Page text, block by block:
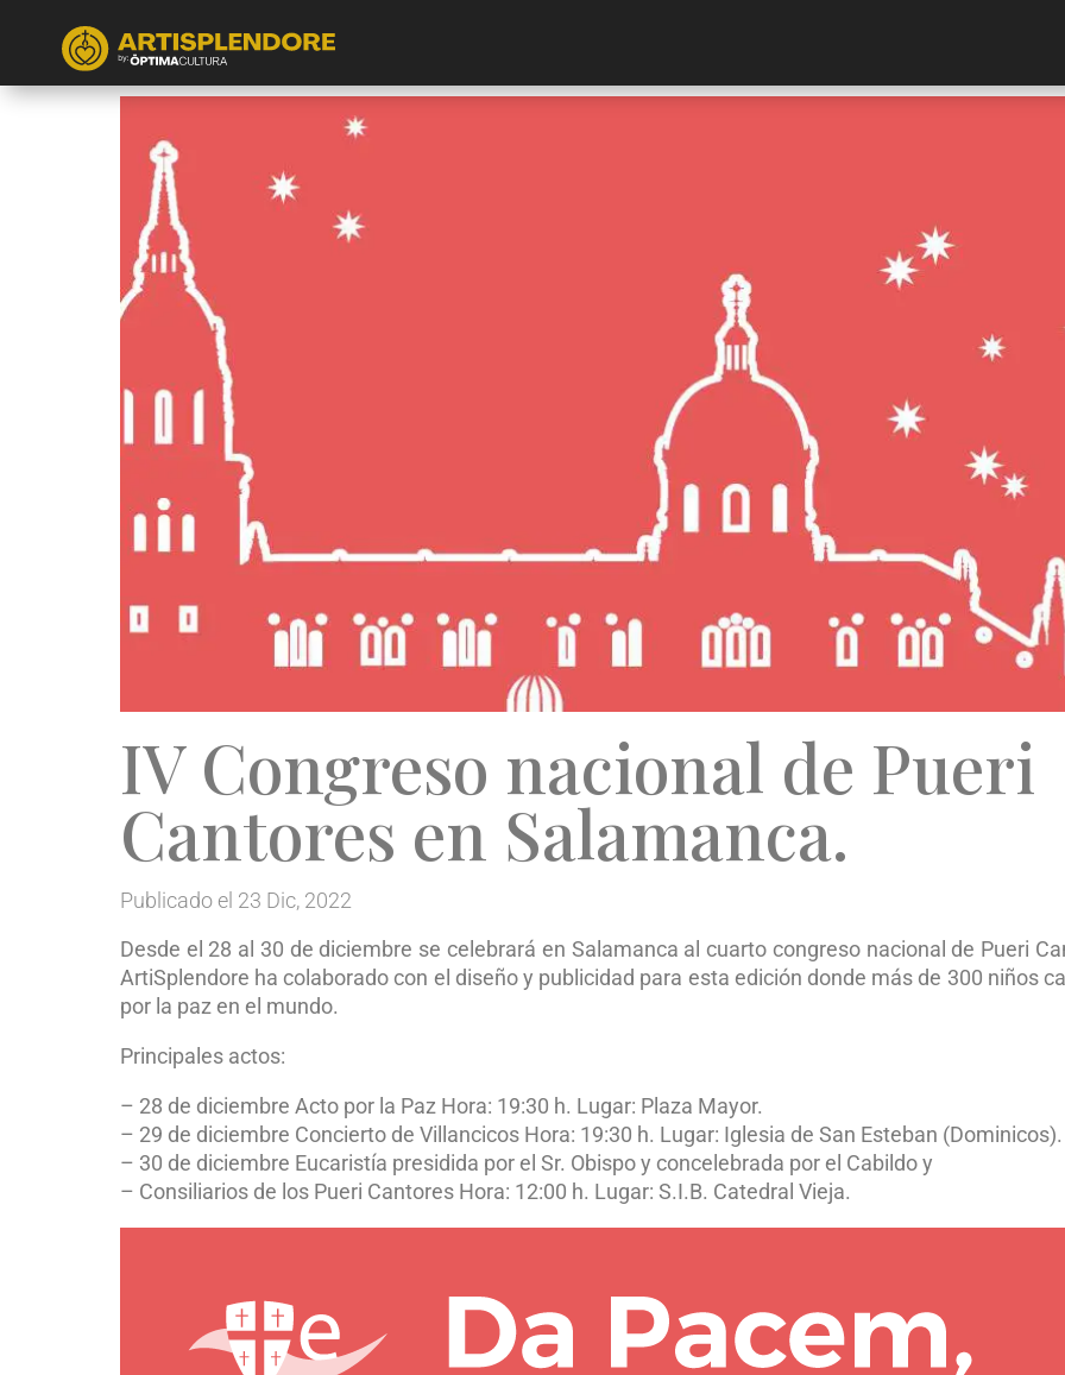
IV Congreso nacional de Pueri
Cantores en Salamanca.
Publicado el 23 Dic, 2022
Desde el 28 al 30 de diciembre se celebrará en Salamanca al cuarto congreso nacional de Pueri
ArtiSplendore ha colaborado con el diseño y publicidad para esta edición donde más de 300 niños
por la paz en el mundo.
Principales actos:
– 28 de diciembre Acto por la Paz Hora: 19:30 h. Lugar: Plaza Mayor.
– 29 de diciembre Concierto de Villancicos Hora: 19:30 h. Lugar: Iglesia de San Esteban (Dominicos).
– 30 de diciembre Eucaristía presidida por el Sr. Obispo y concelebrada por el Cabildo y
– Consiliarios de los Pueri Cantores Hora: 12:00 h. Lugar: S.I.B. Catedral Vieja.